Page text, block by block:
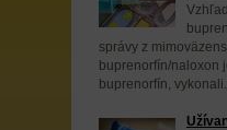
správy z
buprenorfín/naloxon
buprenorfín,